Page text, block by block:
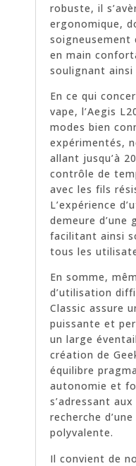
robuste, il
ergonomique,
soigneusement
en main
soulignant
En ce qui
vape, l’Aegis
modes bien
expérimentés,
allant jusqu’à
contrôle de
avec les fils
L’expérience
demeure d’une
facilitant ainsi
tous les
En somme,
d’utilisation
Classic assure
puissante et
un large
création de
équilibre
autonomie et
s’adressant
recherche
polyvalente.
Il convient de